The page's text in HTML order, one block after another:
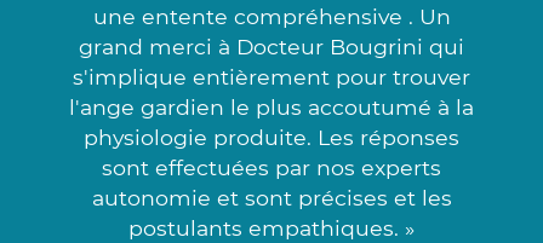
une entente compréhensive . Un
grand merci à Docteur Bougrini qui
s'implique entièrement pour trouver
l'ange gardien le plus accoutumé à la
physiologie produite. Les réponses
sont effectuées par nos experts
autonomie et sont précises et les
postulants empathiques. »